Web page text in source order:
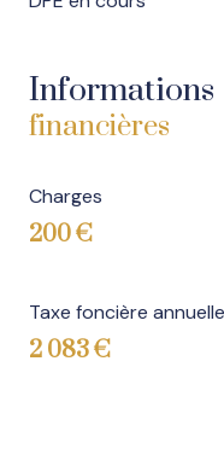
Informations
financières
Charges
200 €
Taxe foncière annuelle
2 083 €